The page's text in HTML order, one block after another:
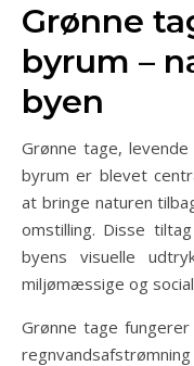
Grønne
byrum –
byen
Grønne tage,
byrum er blevet
at bringe naturen
omstilling. Disse
byens visuelle
miljømæssige og
Grønne tage